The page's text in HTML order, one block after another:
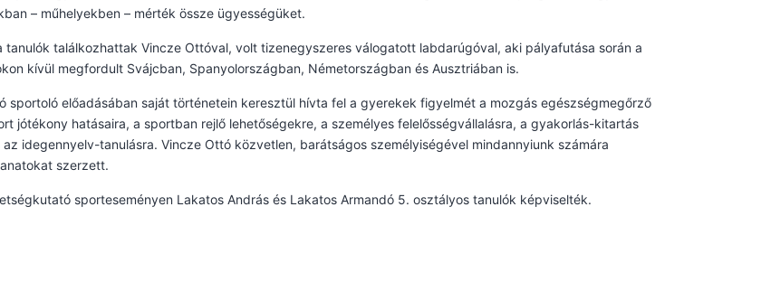
– műhelyekben – mérték össze ügyességüket.
tanulók találkozhattak Vincze Ottóval, volt tizenegyszeres válogatott labdarúgóval, aki pályafutása során a
kívül megfordult Svájcban, Spanyolországban, Németországban és Ausztriában is.
sportoló előadásában saját történetein keresztül hívta fel a gyerekek figyelmét a mozgás egészségmegőrző
jótékony hatásaira, a sportban rejlő lehetőségekre, a személyes felelősségvállalásra, a gyakorlás-kitartás
idegennyelv-tanulásra. Vincze Ottó közvetlen, barátságos személyiségével mindannyiunk számára
szerzett.
sporteseményen Lakatos András és Lakatos Armandó 5. osztályos tanulók képviselték.